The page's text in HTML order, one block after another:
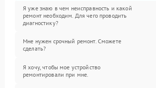
Я уже знаю в чем неисправность и какой
ремонт необходим. Для чего проводить
диагностику?
Мне нужен срочный ремонт. Сможете
сделать?
Я хочу, чтобы мое устройство
ремонтировали при мне.